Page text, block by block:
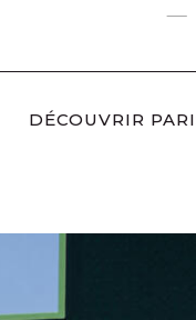
DÉCOUVRIR